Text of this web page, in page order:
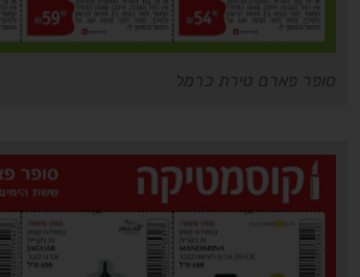
סופר פארם טירת כרמל